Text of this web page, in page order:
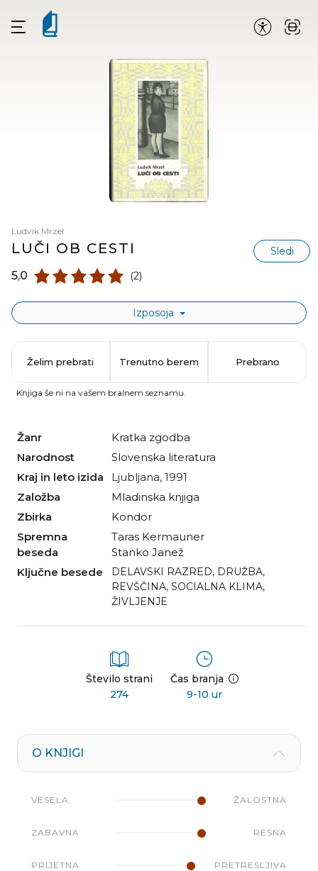
Ludvik Mrzel
LUČI OB CESTI Sledi
5,0 (2)
Izposoja
Žanr
kratka zgodba
Narodnost
slovenska literatura
Kraj in leto izida
Ljubljana, 1991
Založba
Mladinska knjiga
Zbirka
Kondor
Spremna
beseda
Taras Kermauner
Stanko Janež
Ključne besede
DELAVSKI RAZRED, DRUŽBA,
REVŠČINA, SOCIALNA KLIMA,
ŽIVLJENJE
Število strani
274
Čas branja
9-10 ur
Želim prebrati Trenutno berem Prebrano
Knjiga še ni na vašem bralnem seznamu.
O KNJIGI
VESELA ŽALOSTNA
ZABAVNA RESNA
PRIJETNA PRETRESLJIVA